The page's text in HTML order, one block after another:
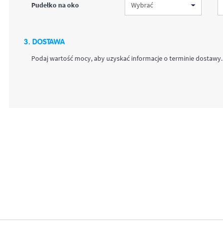
Pudełko na oko
3. DOSTAWA
Podaj wartość mocy, aby uzyskać informacje o terminie dostawy.